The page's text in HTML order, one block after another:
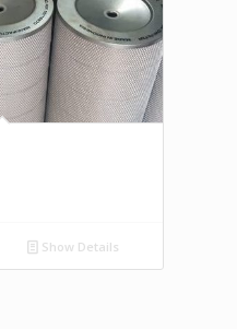
Show Details